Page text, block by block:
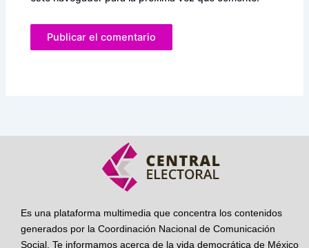
Es una plataforma multimedia que concentra los contenidos
generados por la Coordinación Nacional de Comunicación
Social. Te informamos acerca de la vida democrática de México